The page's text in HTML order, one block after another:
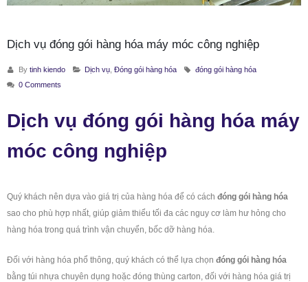
Dịch vụ đóng gói hàng hóa máy móc công nghiệp
By tinh kiendo Dịch vụ, Đóng gói hàng hóa
đóng gói hàng hóa
0 Comments
Dịch vụ đóng gói hàng hóa máy
móc công nghiệp
Quý khách nên dựa vào giá trị của hàng hóa để có cách đóng gói hàng hóa
sao cho phù hợp nhất, giúp giảm thiểu tối đa các nguy cơ làm hư hỏng cho
hàng hóa trong quá trình vận chuyển, bốc dỡ hàng hóa.
Đối với hàng hóa phổ thông, quý khách có thể lựa chọn đóng gói hàng hóa
bằng túi nhựa chuyên dụng hoặc đóng thùng carton, đối với hàng hóa giá trị